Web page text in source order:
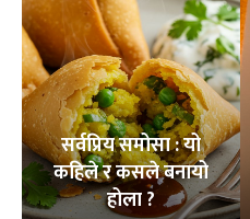
सर्वप्रिय समोसा : यो
कहिले र कसले बनायो
होला ?